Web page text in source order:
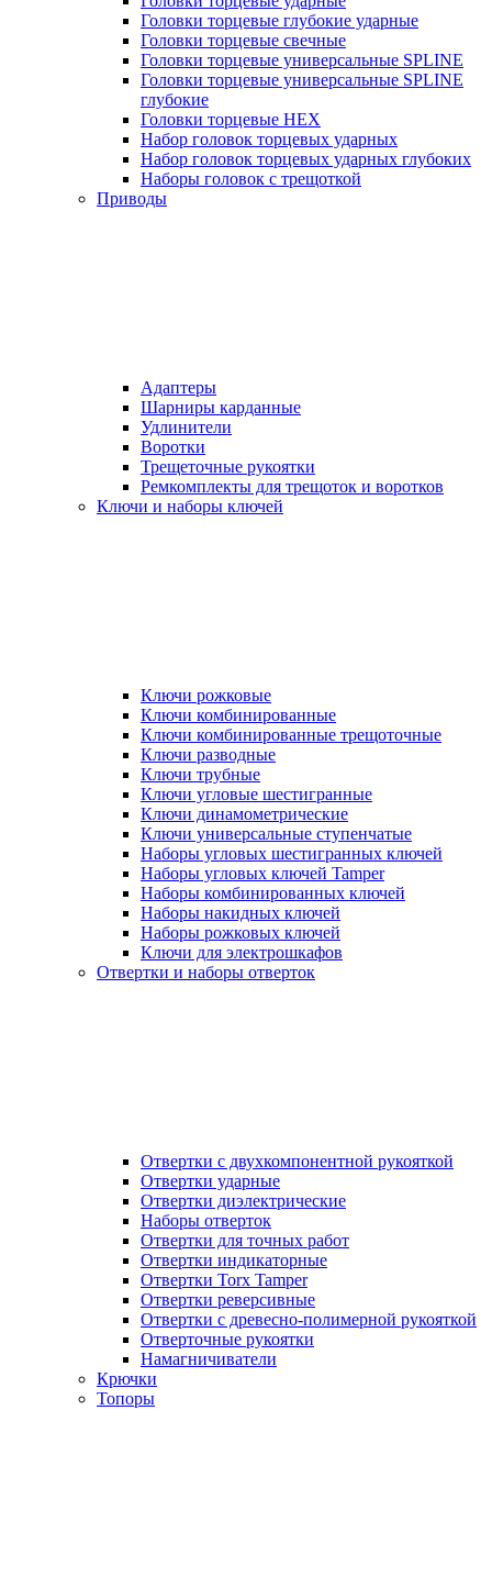
Головки торцевые глубокие ударные
Головки торцевые свечные
Головки торцевые универсальные SPLINE
Головки торцевые универсальные SPLINE
глубокие
Головки торцевые HEX
Набор головок торцевых ударных
Набор головок торцевых ударных глубоких
Наборы головок с трещоткой
Приводы
Адаптеры
Шарниры карданные
Удлинители
Воротки
Трещеточные рукоятки
Ремкомплекты для трещоток и воротков
Ключи и наборы ключей
Ключи рожковые
Ключи комбинированные
Ключи комбинированные трещоточные
Ключи разводные
Ключи трубные
Ключи угловые шестигранные
Ключи динамометрические
Ключи универсальные ступенчатые
Наборы угловых шестигранных ключей
Наборы угловых ключей Tamper
Наборы комбинированных ключей
Наборы накидных ключей
Наборы рожковых ключей
Ключи для электрошкафов
Отвертки и наборы отверток
Отвертки с двухкомпонентной рукояткой
Отвертки ударные
Отвертки диэлектрические
Наборы отверток
Отвертки для точных работ
Отвертки индикаторные
Отвертки Torx Tamper
Отвертки реверсивные
Отвертки с древесно-полимерной рукояткой
Отверточные рукоятки
Намагничиватели
Крючки
Топоры